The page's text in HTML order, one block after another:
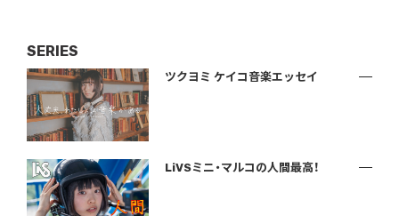
SERIES
ツクヨミ ケイコ音楽エッセイ
LiVSミニ・マルコの人間最高！